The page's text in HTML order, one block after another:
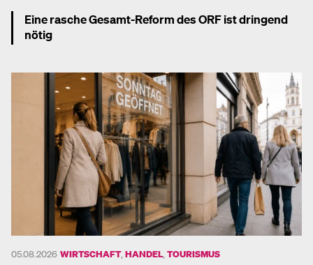
Eine rasche Gesamt-Reform des ORF ist dringend
nötig
05.08.2026 WIRTSCHAFT, HANDEL, TOURISMUS